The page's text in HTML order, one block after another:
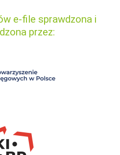
e-file sprawdzona i
przez: